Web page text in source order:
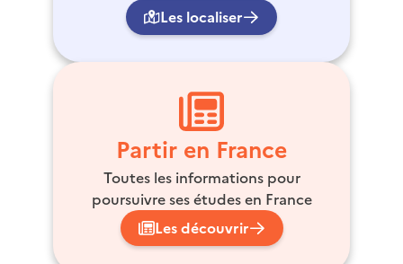
Les localiser
Partir en France
Toutes les informations pour
poursuivre ses études en France
Les découvrir